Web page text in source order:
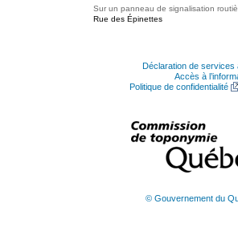
Sur un panneau de signalisation
Rue des Épinettes
Déclaration de services
Accès à
Politique de confidentialité
© Gouvernement du